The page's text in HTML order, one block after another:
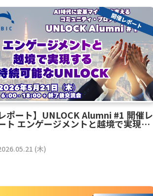
ポート】UNLOCK Alumni #1 開催レ
ト エンゲージメントと越境で実現す
続可能なUNLOCK
(木)